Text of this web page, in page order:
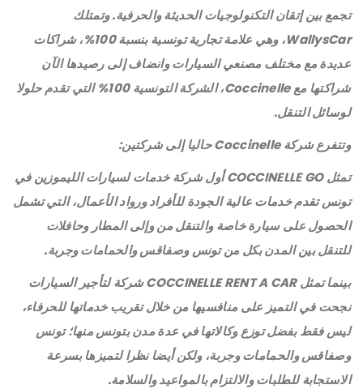
تجمع بين إتقان التكنولوجيات الحديثة والحرفية. وتمتلك
WallysCar، وهي علامة تجارية تونسية بنسبة 100%، شراكات
عديدة مع مختلف مصنعي السيارات وانضاف إلى رصيدها الآن
شراكتها مع Coccinelle، الشركة التونسية 100% التي تقدم حلولا
لوسائل التنقل.
وتتفرع شركة Coccinelle حاليا إلى شركتين:
تمثل COCCINELLE GO أول شركة خدمات لسيارات الليموزين في
تونس تقدم خدمات عالية الجودة للأفراد ورواد الأعمال، التي تشمل
الحصول على سيارة خاصة والتنقل من وإلى المطار وحافلات
للتنقل بين المدن بكل من تونس وصفاقس والحمامات وجربة.
بينما تمثل COCCINELLE RENT A CAR شركة لتأجير السيارات
نجحت في التميز على منافسيها من خلال تقريب خدماتها للحرفاء،
ليس فقط بفضل توزع وكالاتها في عدة مدن بتونس منها؛ تونس
وصفاقس والحمامات وجربة، ولكن أيضا نظرا لتميزها بسرعة
الاستجابة للطلبات والالتزام بالمواعيد والسلامة.